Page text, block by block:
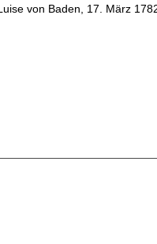
von Baden, 17. März